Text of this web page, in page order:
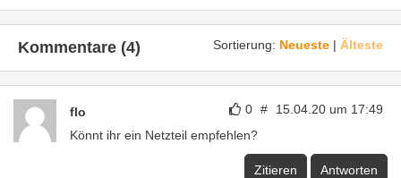
Sortierung: Neueste | Älteste
Kommentare (4)
0 # 15.04.20 um 17:49
flo
Könnt ihr ein Netzteil empfehlen?
Zitieren Antworten